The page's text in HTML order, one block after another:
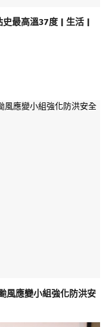
最高溫37度 | 生活 |
風應變小組強化防洪安